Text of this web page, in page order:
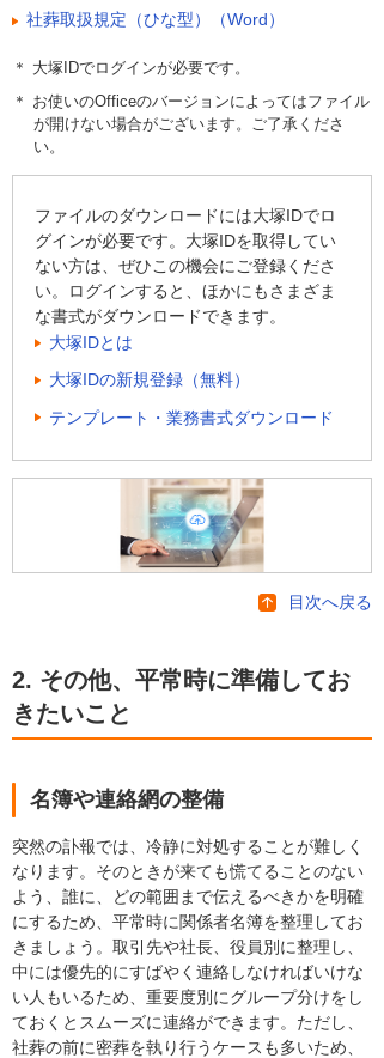
社葬取扱規定（ひな型）（Word）
＊ 大塚IDでログインが必要です。
＊ お使いのOfficeのバージョンによってはファイル
が開けない場合がございます。ご了承くださ
い。
ファイルのダウンロードには大塚IDでロ
グインが必要です。大塚IDを取得してい
ない方は、ぜひこの機会にご登録くださ
い。ログインすると、ほかにもさまざま
な書式がダウンロードできます。
大塚IDとは
大塚IDの新規登録（無料）
テンプレート・業務書式ダウンロード
目次へ戻る
2. その他、平常時に準備してお
きたいこと
名簿や連絡網の整備
突然の訃報では、冷静に対処することが難しく
なります。そのときが来ても慌てることのない
よう、誰に、どの範囲まで伝えるべきかを明確
にするため、平常時に関係者名簿を整理してお
きましょう。取引先や社長、役員別に整理し、
中には優先的にすばやく連絡しなければいけな
い人もいるため、重要度別にグループ分けをし
ておくとスムーズに連絡ができます。ただし、
社葬の前に密葬を執り行うケースも多いため、